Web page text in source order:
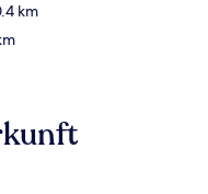
km